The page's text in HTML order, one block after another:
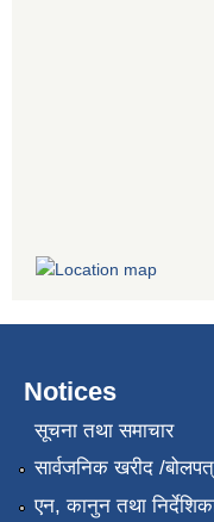
Notices
सूचना तथा समाचार
सार्वजनिक खरीद /
एन, कानुन तथा